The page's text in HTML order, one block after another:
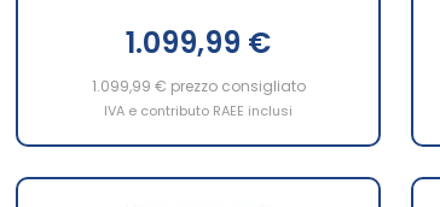
1.099,99 €
1.099,99 € prezzo consigliato
IVA e contributo RAEE inclusi